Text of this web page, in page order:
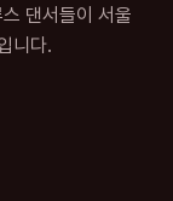
댄서들이 서울
니다.